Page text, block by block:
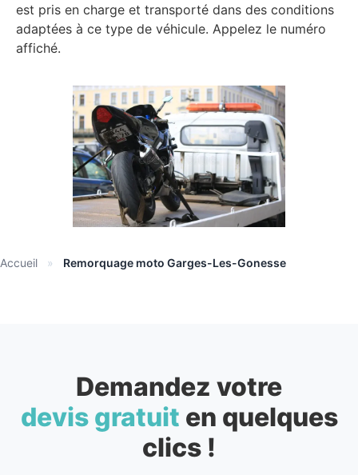
est pris en charge et transporté dans des conditions
adaptées à ce type de véhicule. Appelez le numéro
affiché.
Accueil » Remorquage moto Garges-Les-Gonesse
Demandez votre
devis gratuit en quelques
clics !